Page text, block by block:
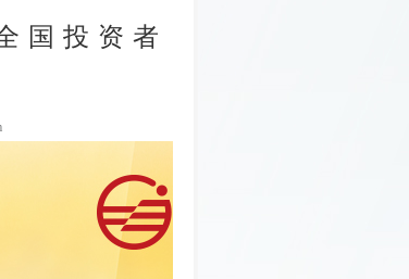
国投资者